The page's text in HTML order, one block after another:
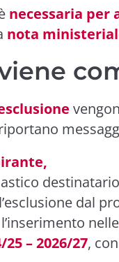
necessaria per
nota
dal
nelle
25 – 2026/27,